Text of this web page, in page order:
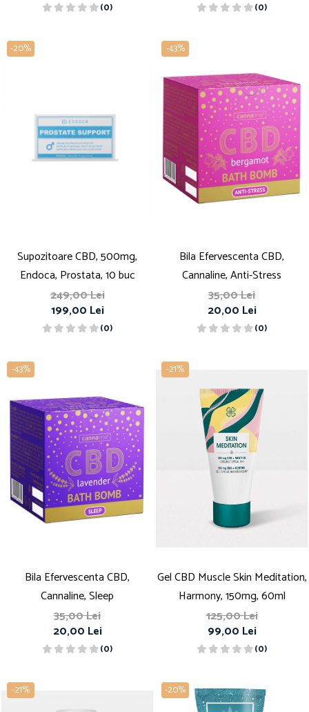
(0) (0)
-20%
Supozitoare CBD, 500mg,
Endoca, Prostata, 10 buc
249,00 Lei
199,00 Lei
(0)
-43%
Bila Efervescenta CBD,
Cannaline, Anti-Stress
35,00 Lei
20,00 Lei
(0)
-43%
Bila Efervescenta CBD,
Cannaline, Sleep
35,00 Lei
20,00 Lei
(0)
-21%
Gel CBD Muscle Skin Meditation,
Harmony, 150mg, 60ml
125,00 Lei
99,00 Lei
(0)
-21% -20%